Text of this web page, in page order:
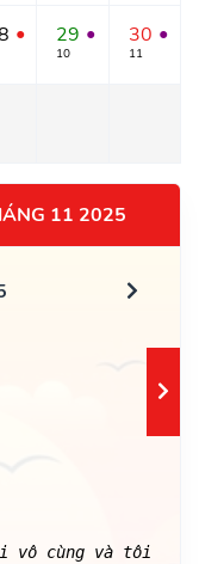
● 29 ●
10
30 ●
11
11 2025
cùng và tôi